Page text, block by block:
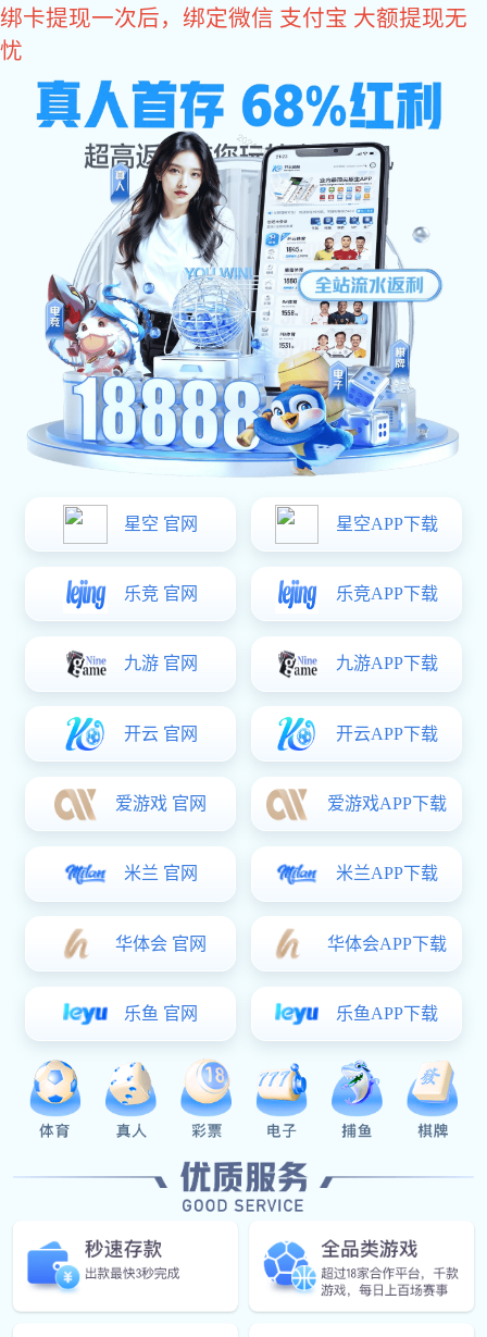
豪门国际
豪门国际:豪门国际
豪门国际:关于豪门国际
关于豪门国际
公司简介
企业愿景
豪门国际
核心品质
企业实力
研发团队
荣誉资质
组织架构
产品中心
产品中心
风电行业
豪门国际:行业应用
行业应用
风电行业
光伏行业
新材料行业
豪门国际:下载中心
产品资料
操作说明
豪门国际:豪门国际 中心 
行业资讯